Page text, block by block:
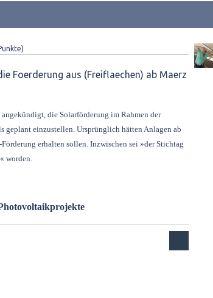
Foerderung aus (Freiflaechen) ab Maerz
die Solarförderung im Rahmen der
geplant einzustellen. Ursprünglich hätten Anlagen ab
erhalten sollen. Inzwischen sei »der Stichtag
worden.